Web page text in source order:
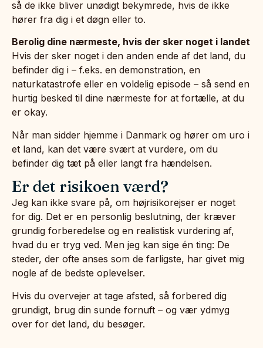
så de ikke bliver unødigt bekymrede, hvis de ikke
hører fra dig i et døgn eller to.
Berolig dine nærmeste, hvis der sker noget i landet
Hvis der sker noget i den anden ende af det land, du
befinder dig i – f.eks. en demonstration, en
naturkatastrofe eller en voldelig episode – så send en
hurtig besked til dine nærmeste for at fortælle, at du
er okay.
Når man sidder hjemme i Danmark og hører om uro i
et land, kan det være svært at vurdere, om du
befinder dig tæt på eller langt fra hændelsen.
Er det risikoen værd?
Jeg kan ikke svare på, om højrisikorejser er noget
for dig. Det er en personlig beslutning, der kræver
grundig forberedelse og en realistisk vurdering af,
hvad du er tryg ved. Men jeg kan sige én ting: De
steder, der ofte anses som de farligste, har givet mig
nogle af de bedste oplevelser.
Hvis du overvejer at tage afsted, så forbered dig
grundigt, brug din sunde fornuft – og vær ydmyg
over for det land, du besøger.